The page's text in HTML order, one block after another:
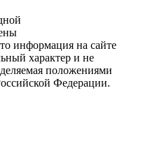
информация на сайте
характер и не
положениями
Федерации.